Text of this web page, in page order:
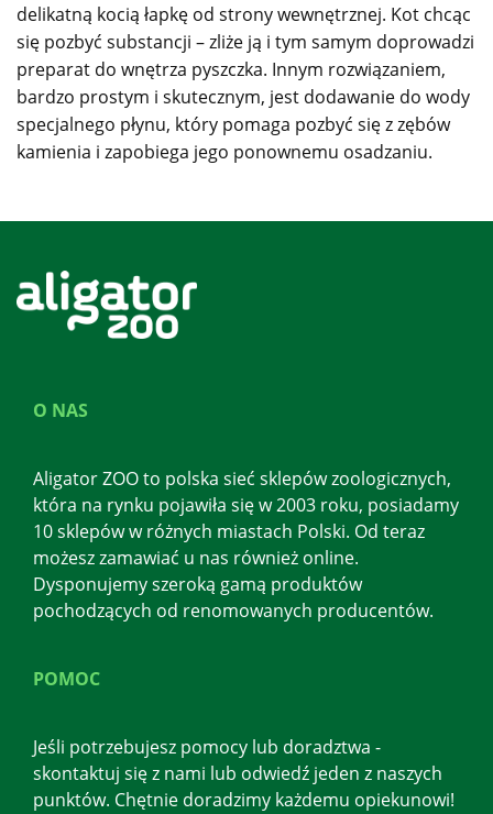
delikatną kocią łapkę od strony wewnętrznej. Kot chcąc
się pozbyć substancji – zliże ją i tym samym doprowadzi
preparat do wnętrza pyszczka. Innym rozwiązaniem,
bardzo prostym i skutecznym, jest dodawanie do wody
specjalnego płynu, który pomaga pozbyć się z zębów
kamienia i zapobiega jego ponownemu osadzaniu.
O NAS
Aligator ZOO to polska sieć sklepów zoologicznych,
która na rynku pojawiła się w 2003 roku, posiadamy
10 sklepów w różnych miastach Polski. Od teraz
możesz zamawiać u nas również online.
Dysponujemy szeroką gamą produktów
pochodzących od renomowanych producentów.
POMOC
Jeśli potrzebujesz pomocy lub doradztwa -
skontaktuj się z nami lub odwiedź jeden z naszych
punktów. Chętnie doradzimy każdemu opiekunowi!